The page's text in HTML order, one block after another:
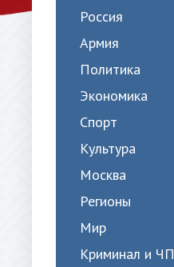
Россия
Армия
Политика
Экономика
Спорт
Культура
Москва
Регионы
Мир
Криминал и ЧП